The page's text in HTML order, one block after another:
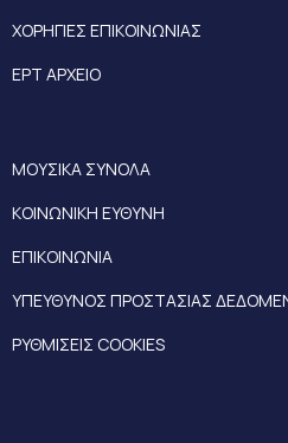
ΧΟΡΗΓΙΕΣ ΕΠΙΚΟΙΝΩΝΙΑΣ
ΕΡΤ ΑΡΧΕΙΟ
ΜΟΥΣΙΚΑ ΣΥΝΟΛΑ
ΚΟΙΝΩΝΙΚΗ ΕΥΘΥΝΗ
ΕΠΙΚΟΙΝΩΝΙΑ
ΥΠΕΥΘΥΝΟΣ ΠΡΟΣΤΑΣΙΑΣ
ΡΥΘΜΙΣΕΙΣ COOKIES